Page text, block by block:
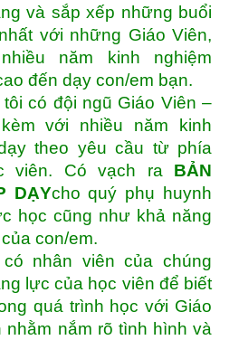
và sắp xếp những buổi
với những Giáo Viên,
năm kinh nghiệm
đến dạy con/em bạn.
có đội ngũ Giáo Viên –
với nhiều năm kinh
theo yêu cầu từ phía
viên. Có vạch ra BẢN
DẠYcho quý phụ huynh
học cũng như khả năng
con/em.
nhân viên của chúng
lực của học viên để biết
quá trình học với Giáo
nhằm nắm rõ tình hình và